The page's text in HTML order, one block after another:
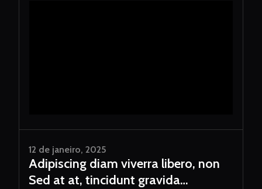
12 de janeiro, 2025
Adipiscing diam viverra libero, non
Sed at at, tincidunt gravida